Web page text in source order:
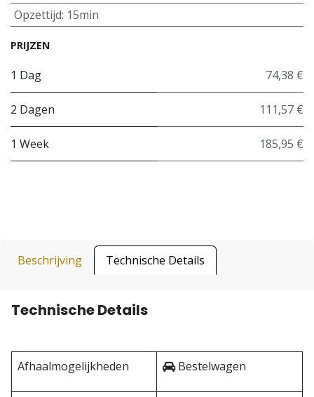
Opzettijd: 15min
PRIJZEN
1 Dag 74,38 €
2 Dagen 111,57 €
1 Week 185,95 €
Beschrijving Technische Details
Technische Details
Afhaalmogelijkheden Bestelwagen